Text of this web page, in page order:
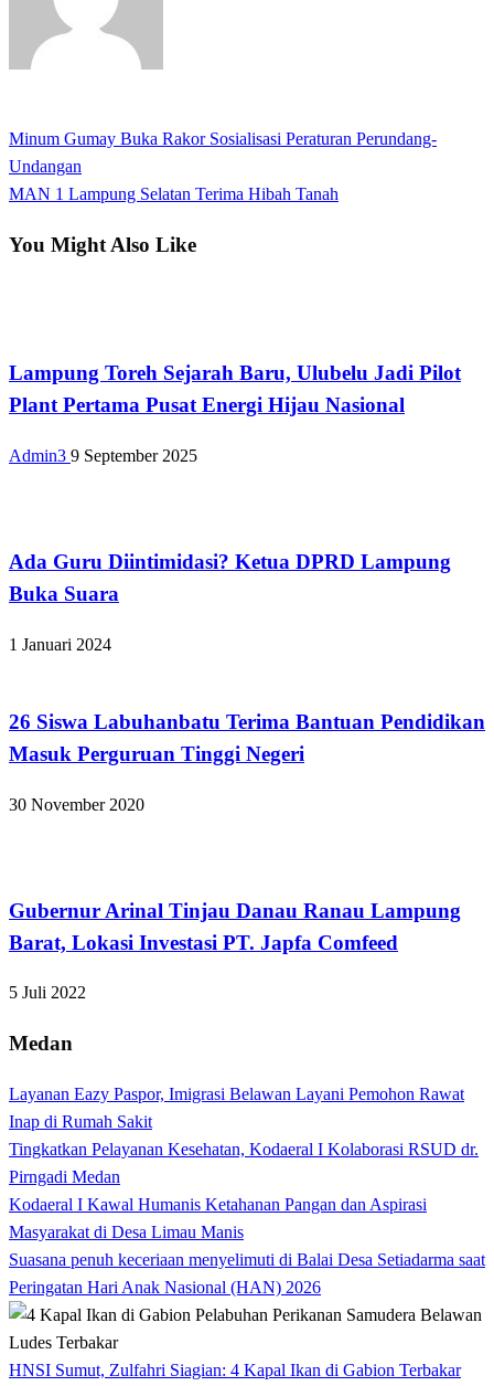
Navigasi
pos
Previous
Post
Minum Gumay Buka Rakor Sosialisasi Peraturan Perundang-
Undangan
Next
MAN 1 Lampung Selatan Terima Hibah Tanah
You Might Also Like
Lampung Toreh Sejarah Baru, Ulubelu Jadi Pilot
Plant Pertama Pusat Energi Hijau Nasional
Admin3 9 September 2025
Ada Guru Diintimidasi? Ketua DPRD Lampung
Buka Suara
1 Januari 2024
26 Siswa Labuhanbatu Terima Bantuan Pendidikan
Masuk Perguruan Tinggi Negeri
30 November 2020
Gubernur Arinal Tinjau Danau Ranau Lampung
Barat, Lokasi Investasi PT. Japfa Comfeed
5 Juli 2022
Medan
Layanan Eazy Paspor, Imigrasi Belawan Layani Pemohon Rawat
Inap di Rumah Sakit
Tingkatkan Pelayanan Kesehatan, Kodaeral I Kolaborasi RSUD dr.
Pirngadi Medan‎
Kodaeral I Kawal Humanis Ketahanan Pangan dan Aspirasi
Masyarakat di Desa Limau Manis
Suasana penuh keceriaan menyelimuti di Balai Desa Setiadarma saat
Peringatan Hari Anak Nasional (HAN) 2026
HNSI Sumut, Zulfahri Siagian: 4 Kapal Ikan di Gabion Terbakar